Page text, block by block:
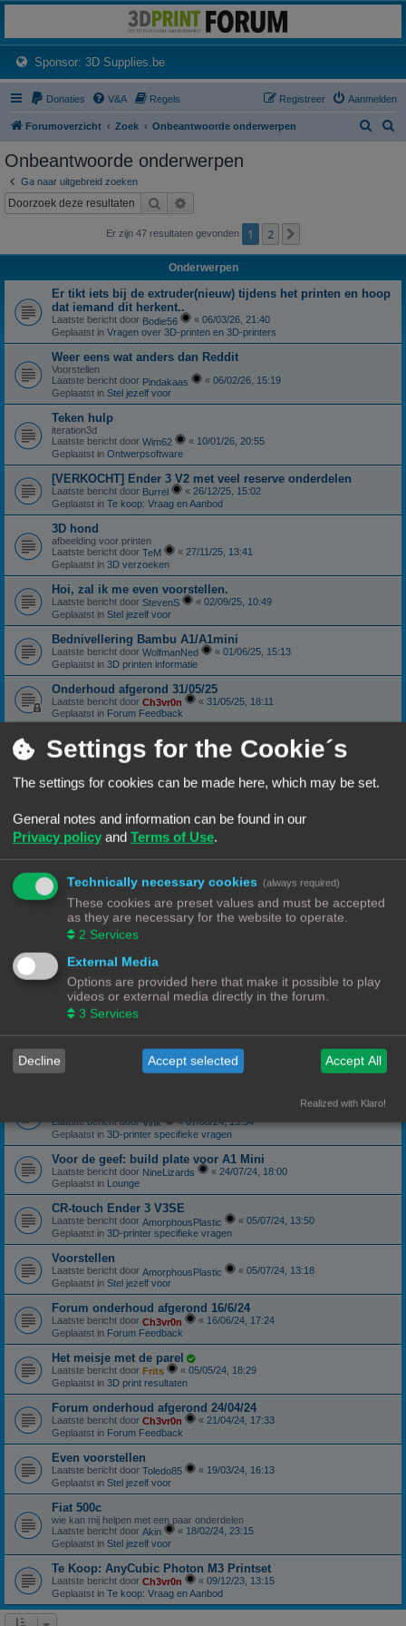
Het 3D print forum van de Benelux na de sluiting van 3dprintforum.nl
Sponsor: 3D Supplies.be(Opens a new tab)
Donaties V&A Regels Aanmelden
Registreer
Forumoverzicht Zoek Onbeantwoorde onderwerpen
Onbeantwoorde onderwerpen
Ga naar uitgebreid zoeken
Zoek
Er zijn 47 resultaten gevonden 1 2
Onderwerpen
Er tikt iets bij de extruder(nieuw) tijdens het printen en hoop
dat iemand dit herkent..
Laatste bericht door Bodie56 « 06/03/26, 21:40
Geplaatst in Vragen over 3D-printen en 3D-printers
Weer eens wat anders dan Reddit
Voorstellen
Laatste bericht door Pindakaas « 06/02/26, 15:19
Geplaatst in Stel jezelf voor
Teken hulp
iteration3d
Laatste bericht door Wim62 « 10/01/26, 20:55
Geplaatst in Ontwerpsoftware
[VERKOCHT] Ender 3 V2 met veel reserve onderdelen
Laatste bericht door Burrel « 26/12/25, 15:02
Geplaatst in Te koop: Vraag en Aanbod
3D hond
afbeelding voor printen
Laatste bericht door TeM « 27/11/25, 13:41
Geplaatst in 3D verzoeken
Hoi, zal ik me even voorstellen.
Laatste bericht door StevenS « 02/09/25, 10:49
Geplaatst in Stel jezelf voor
Bednivellering Bambu A1/A1mini
Laatste bericht door WolfmanNed « 01/06/25, 15:13
Geplaatst in 3D printen informatie
Onderhoud afgerond 31/05/25
Laatste bericht door Ch3vr0n « 31/05/25, 18:11
Geplaatst in Forum Feedback
Sunlu S4: Nieuwstaat
Laatste bericht doorCh3vr0n
11/01/25, 18:06
Te koop: Vraag en Aanbod
Anycubic Viper extruder.
Geplaatst in
3D-printer specifieke vragen
canbus (Ebb42/U2C) opgelost probleem
Geplaatst inKlipper
Forum onderhoud afgerond 08/09/24
phppbb update 3.3.13
Laatste bericht door Ch3vr0n «08/09/24, 13:06
Geplaatst in Forum Feedback
Laatste bericht doorJansC
Geplaatst in
Moeilijk filament (qua bed adhesie)
Laatste bericht door
ROG STRIX Scope DELUXE RGB Toetsenbord
Laatste bericht door Ch3vr0n « 12/08/24, 21:04
Geplaatst in
Te koop: Vraag en Aanbod
Laatste bericht doorVink «07/08/24, 15:54
Geplaatst in 3D-printer specifieke vragen
Voor de geef: build plate voor A1 Mini
Laatste bericht door NineLizards « 24/07/24, 18:00
Geplaatst in Lounge
CR-touch Ender 3 V3SE
Laatste bericht door AmorphousPlastic « 05/07/24, 13:50
Geplaatst in 3D-printer specifieke vragen
Voorstellen
Laatste bericht door AmorphousPlastic « 05/07/24, 13:18
Geplaatst in Stel jezelf voor
Forum onderhoud afgerond 16/6/24
Laatste bericht door Ch3vr0n « 16/06/24, 17:24
Geplaatst in Forum Feedback
Het meisje met de parel
Laatste bericht door Frits « 05/05/24, 18:29
Geplaatst in 3D print resultaten
Forum onderhoud afgerond 24/04/24
Laatste bericht door Ch3vr0n « 21/04/24, 17:33
Geplaatst in Forum Feedback
Even voorstellen
Laatste bericht door Toledo85 « 19/03/24, 16:13
Geplaatst in Stel jezelf voor
Fiat 500c
wie kan mij helpen met een paar onderdelen
Laatste bericht door Akin « 18/02/24, 23:15
Geplaatst in Stel jezelf voor
Te Koop: AnyCubic Photon M3 Printset
Laatste bericht door Ch3vr0n « 09/12/23, 13:15
Geplaatst in Te koop: Vraag en Aanbod
Settings for the Cookie´s
The settings for cookies can be made here, which may be set.
General notes and information can be found in our
Privacy policy and Terms of Use.
Technically necessary cookies (always required)
These cookies are preset values and must be accepted
as they are necessary for the website to operate.
2 Services
External Media
Options are provided here that make it possible to play
videos or external media directly in the forum.
3 Services
Decline Accept selected Accept All
Realized with Klaro!